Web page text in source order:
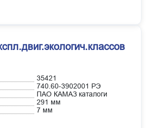
35421
740.60-3902001 РЭ
ПАО КАМАЗ каталоги
291 мм
7 мм